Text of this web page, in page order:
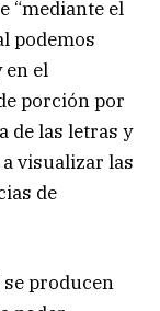
“mediante el
podemos
en el
porción por
de las letras y
visualizar las
de
se producen